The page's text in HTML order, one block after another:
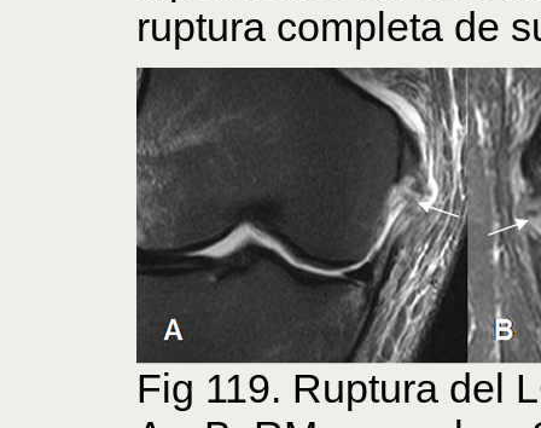
ruptura completa de
Fig 119. Ruptura del